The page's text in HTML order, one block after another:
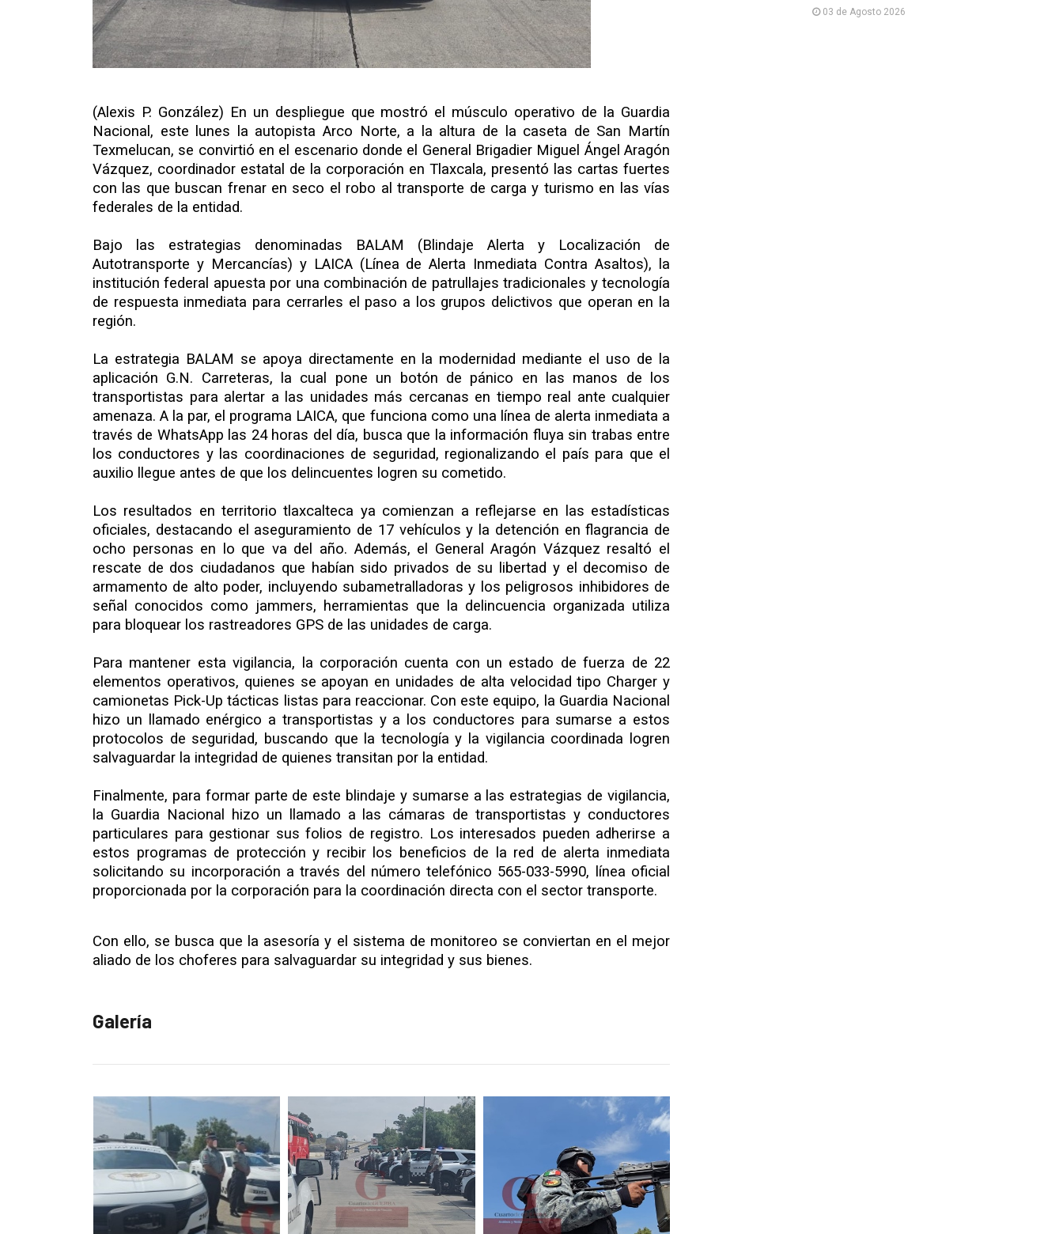
(Alexis P. González) En un despliegue que mostró el músculo operativo de la Guardia
Nacional, este lunes la autopista Arco Norte, a la altura de la caseta de San Martín
Texmelucan, se convirtió en el escenario donde el General Brigadier Miguel Ángel Aragón
Vázquez, coordinador estatal de la corporación en Tlaxcala, presentó las cartas fuertes
con las que buscan frenar en seco el robo al transporte de carga y turismo en las vías
federales de la entidad.
Bajo las estrategias denominadas BALAM (Blindaje Alerta y Localización de
Autotransporte y Mercancías) y LAICA (Línea de Alerta Inmediata Contra Asaltos), la
institución federal apuesta por una combinación de patrullajes tradicionales y tecnología
de respuesta inmediata para cerrarles el paso a los grupos delictivos que operan en la
región.
La estrategia BALAM se apoya directamente en la modernidad mediante el uso de la
aplicación G.N. Carreteras, la cual pone un botón de pánico en las manos de los
transportistas para alertar a las unidades más cercanas en tiempo real ante cualquier
amenaza. A la par, el programa LAICA, que funciona como una línea de alerta inmediata a
través de WhatsApp las 24 horas del día, busca que la información fluya sin trabas entre
los conductores y las coordinaciones de seguridad, regionalizando el país para que el
auxilio llegue antes de que los delincuentes logren su cometido.
Los resultados en territorio tlaxcalteca ya comienzan a reflejarse en las estadísticas
oficiales, destacando el aseguramiento de 17 vehículos y la detención en flagrancia de
ocho personas en lo que va del año. Además, el General Aragón Vázquez resaltó el
rescate de dos ciudadanos que habían sido privados de su libertad y el decomiso de
armamento de alto poder, incluyendo subametralladoras y los peligrosos inhibidores de
señal conocidos como jammers, herramientas que la delincuencia organizada utiliza
para bloquear los rastreadores GPS de las unidades de carga.
Para mantener esta vigilancia, la corporación cuenta con un estado de fuerza de 22
elementos operativos, quienes se apoyan en unidades de alta velocidad tipo Charger y
camionetas Pick-Up tácticas listas para reaccionar. Con este equipo, la Guardia Nacional
hizo un llamado enérgico a transportistas y a los conductores para sumarse a estos
protocolos de seguridad, buscando que la tecnología y la vigilancia coordinada logren
salvaguardar la integridad de quienes transitan por la entidad.
Finalmente, para formar parte de este blindaje y sumarse a las estrategias de vigilancia,
la Guardia Nacional hizo un llamado a las cámaras de transportistas y conductores
particulares para gestionar sus folios de registro. Los interesados pueden adherirse a
estos programas de protección y recibir los beneficios de la red de alerta inmediata
solicitando su incorporación a través del número telefónico 565-033-5990, línea oficial
proporcionada por la corporación para la coordinación directa con el sector transporte.
Con ello, se busca que la asesoría y el sistema de monitoreo se conviertan en el mejor
aliado de los choferes para salvaguardar su integridad y sus bienes.
Galería
03 de Agosto 2026